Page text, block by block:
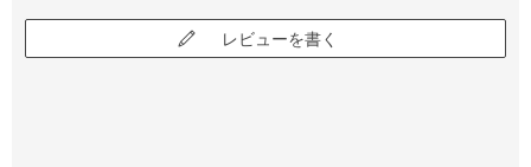
レビューを書く